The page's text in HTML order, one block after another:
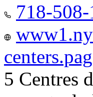
718-
5 Centres